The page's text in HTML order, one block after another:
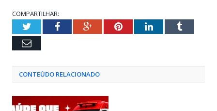
COMPARTILHAR:
TwitterFacebookGoogle+PinterestLinkedInTumblr
Email
CONTEÚDO RELACIONADO